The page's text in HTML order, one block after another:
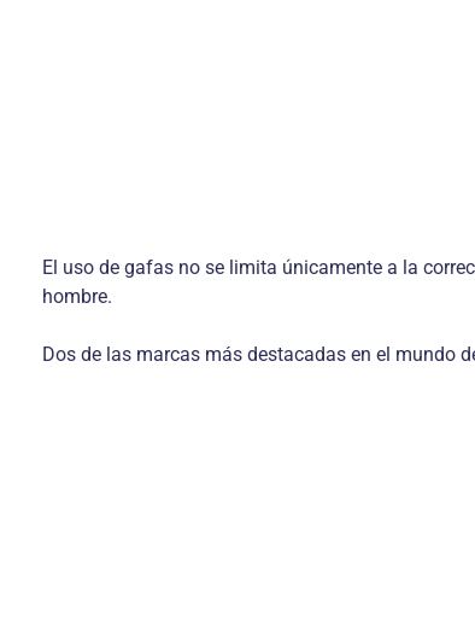
El uso de gafas no se limita únicamente a la
hombre.
Dos de las marcas más destacadas en el mundo